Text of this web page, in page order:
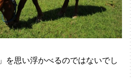
」を思い浮かべるのではないでし